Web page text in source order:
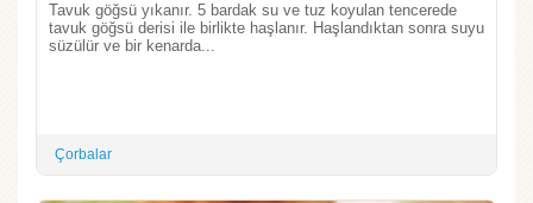
Tavuk göğsü yıkanır. 5 bardak su ve tuz koyulan tencerede
tavuk göğsü derisi ile birlikte haşlanır. Haşlandıktan sonra suyu
süzülür ve bir kenarda...
Çorbalar